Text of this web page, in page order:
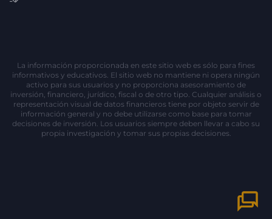
La información proporcionada en este sitio web es sólo para fines
informativos y educativos. El sitio web no mantiene ni opera ningún
activo para sus usuarios y no proporciona asesoramiento de
inversión, financiero, jurídico, fiscal o de otro tipo. Cualquier análisis o
representación visual de datos financieros tiene por objeto servir de
información general y no debe utilizarse como base para tomar
decisiones de inversión. Los usuarios siempre deben llevar a cabo su
propia investigación y tomar sus propias decisiones.